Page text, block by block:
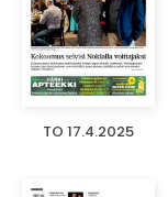
TO 17.4.2025